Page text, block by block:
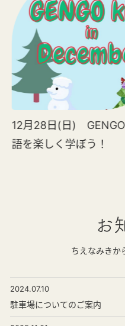
12月28日(日)
語を楽しく学ぼう！
お
ちえなみきか
2024.07.10
駐車場についてのご案内